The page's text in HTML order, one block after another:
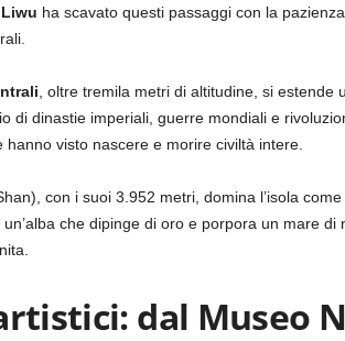
ha scavato questi passaggi con la
, oltre tremila metri di altitudine, si
di dinastie imperiali, guerre mondiali e
hanno visto nascere e morire civiltà intere.
con i suoi 3.952 metri, domina l’isola
che dipinge di oro e porpora un mare
dal Museo